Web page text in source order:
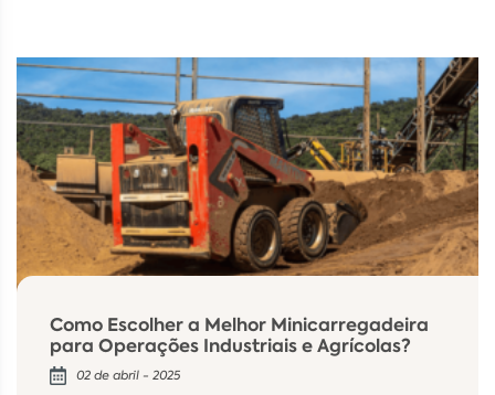
Como Escolher a Melhor Minicarregadeira
para Operações Industriais e Agrícolas?
02 de abril - 2025